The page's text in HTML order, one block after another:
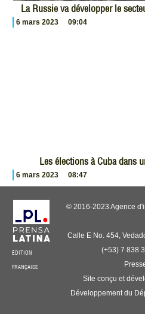
La Russie va développer le
6 mars 2023 09:04
Les élections à Cuba dans
6 mars 2023 08:47
ÉDITION
FRANÇAISE
© 2016-2023 Agence
Calle E No. 454,
(+53) 7 838
Site conçu et
Développement du